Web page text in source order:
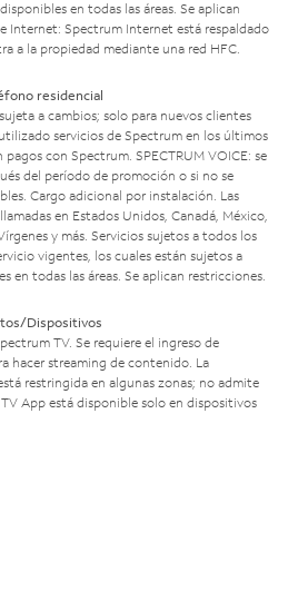
en todas las áreas. Se aplican
Internet: Spectrum Internet está respaldado
a la propiedad mediante una red HFC.
residencial
a cambios; solo para nuevos clientes
servicios de Spectrum en los últimos
con Spectrum. SPECTRUM VOICE: se
del período de promoción o si no se
Cargo adicional por instalación. Las
en Estados Unidos, Canadá, México,
y más. Servicios sujetos a todos los
vigentes, los cuales están sujetos a
en todas las áreas. Se aplican restricciones.
Dispositivos
TV. Se requiere el ingreso de
hacer streaming de contenido. La
restringida en algunas zonas; no admite
App está disponible solo en dispositivos